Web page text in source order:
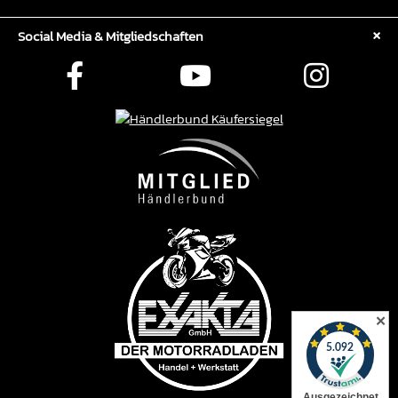
Social Media & Mitgliedschaften
✕